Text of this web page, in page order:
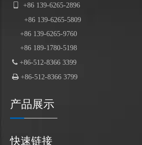
+86 139-6265-2896
+86 139-6265-5809
+86 139-6265-9760
+86 189-1780-5198
 +86-512-8366 3399
 +86-512-8366 3799
产品展示
快速链接